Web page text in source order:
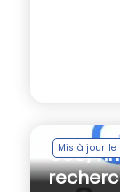
Mis à jour le
GSC,